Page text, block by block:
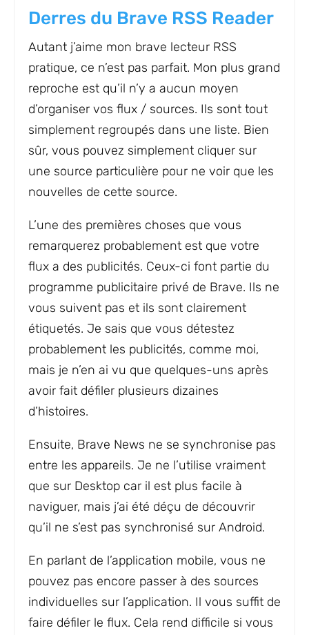
Derres du Brave RSS Reader
Autant j’aime mon brave lecteur RSS
pratique, ce n’est pas parfait. Mon plus grand
reproche est qu’il n’y a aucun moyen
d’organiser vos flux / sources. Ils sont tout
simplement regroupés dans une liste. Bien
sûr, vous pouvez simplement cliquer sur
une source particulière pour ne voir que les
nouvelles de cette source.
L’une des premières choses que vous
remarquerez probablement est que votre
flux a des publicités. Ceux-ci font partie du
programme publicitaire privé de Brave. Ils ne
vous suivent pas et ils sont clairement
étiquetés. Je sais que vous détestez
probablement les publicités, comme moi,
mais je n’en ai vu que quelques-uns après
avoir fait défiler plusieurs dizaines
d’histoires.
Ensuite, Brave News ne se synchronise pas
entre les appareils. Je ne l’utilise vraiment
que sur Desktop car il est plus facile à
naviguer, mais j’ai été déçu de découvrir
qu’il ne s’est pas synchronisé sur Android.
En parlant de l’application mobile, vous ne
pouvez pas encore passer à des sources
individuelles sur l’application. Il vous suffit de
faire défiler le flux. Cela rend difficile si vous